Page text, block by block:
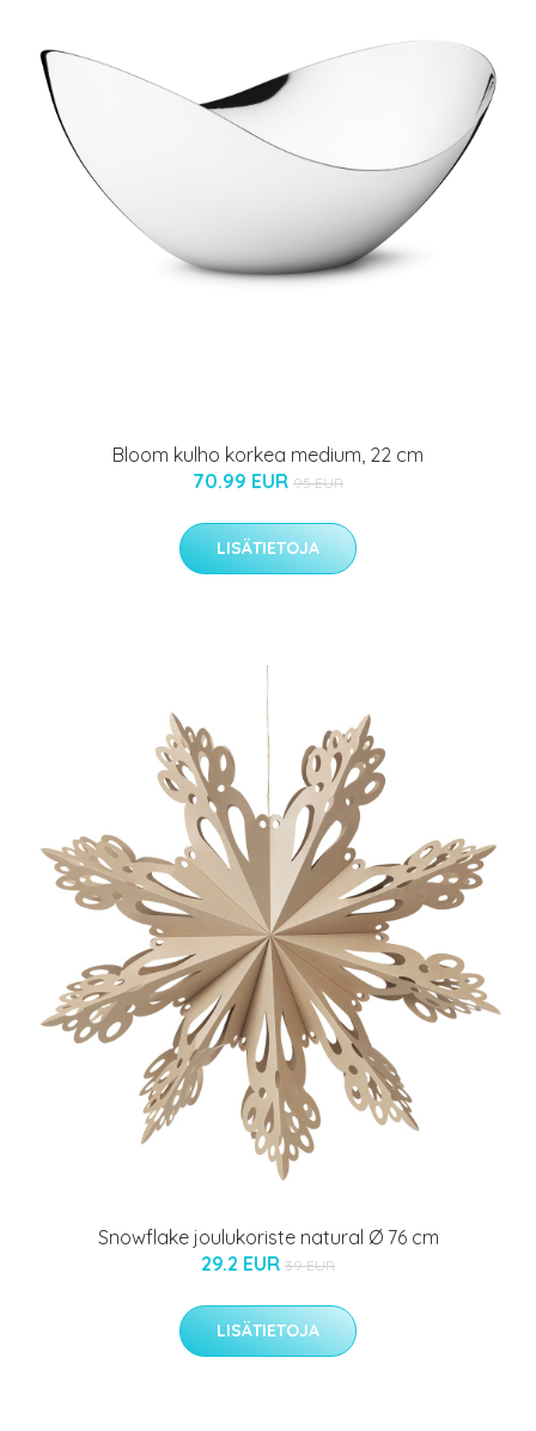
Bloom kulho korkea medium, 22 cm
70.99 EUR 95 EUR
LISÄTIETOJA
Snowflake joulukoriste natural Ø 76 cm
29.2 EUR 39 EUR
LISÄTIETOJA